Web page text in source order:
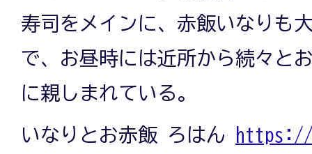
寿司をメインに、赤飯いなりも
で、お昼時には近所から続々と
に親しまれている。
いなりとお赤飯 ろはん